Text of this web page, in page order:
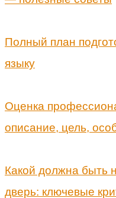
Полный план
языку
Оценка
описание, цель,
Какой должна быть
дверь: ключевые